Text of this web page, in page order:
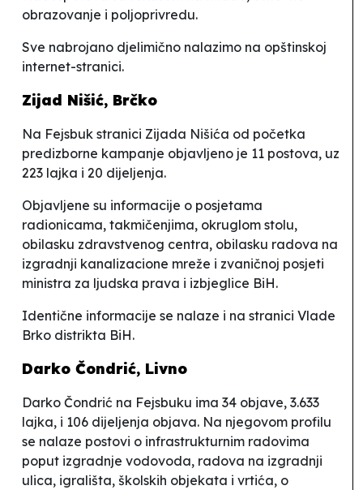
obrazovanje i poljoprivredu.
Sve nabrojano djelimično nalazimo na opštinskoj
internet-stranici.
Zijad Nišić, Brčko
Na Fejsbuk stranici Zijada Nišića od početka
predizborne kampanje objavljeno je 11 postova, uz
223 lajka i 20 dijeljenja.
Objavljene su informacije o posjetama
radionicama, takmičenjima, okruglom stolu,
obilasku zdravstvenog centra, obilasku radova na
izgradnji kanalizacione mreže i zvaničnoj posjeti
ministra za ljudska prava i izbjeglice BiH.
Identične informacije se nalaze i na stranici Vlade
Brko distrikta BiH.
Darko Čondrić, Livno
Darko Čondrić na Fejsbuku ima 34 objave, 3.633
lajka, i 106 dijeljenja objava. Na njegovom profilu
se nalaze postovi o infrastrukturnim radovima
poput izgradnje vodovoda, radova na izgradnji
ulica, igrališta, školskih objekata i vrtića, o